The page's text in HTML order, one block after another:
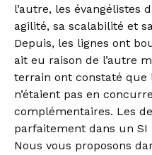
l’autre, les évangélistes
agilité, sa scalabilité et
Depuis, les lignes ont
ait eu raison de l’autre
terrain ont constaté que
n’étaient pas en
complémentaires. Les
parfaitement dans un SI
Nous vous proposons